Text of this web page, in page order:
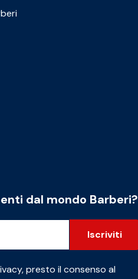
dal mondo Barberi?
Iscriviti
, presto il consenso al